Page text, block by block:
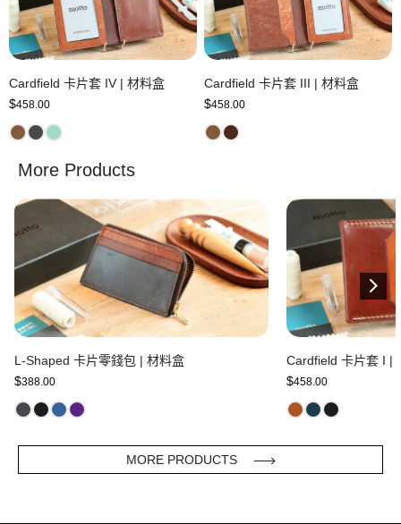
Cardfield 卡片套 IV | 材料盒
$458.00
Cardfield 卡片套 III | 材料盒
$458.00
More Products
L-Shaped 卡片零錢包 | 材料盒
$388.00
Cardfield 卡片套 I |
$458.00
MORE PRODUCTS